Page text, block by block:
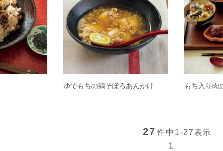
ゆでもちの鶏そぼろあんかけ もち入り肉
27 件中 1-27表示
1